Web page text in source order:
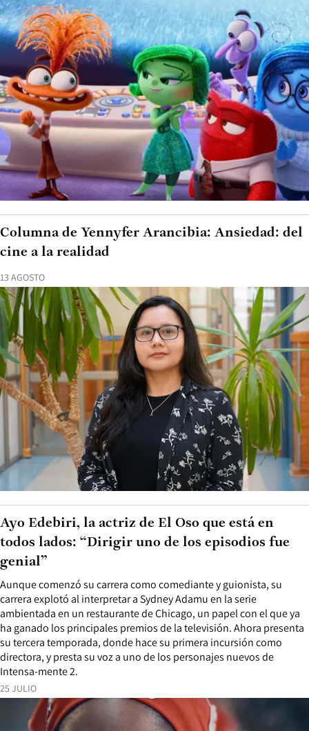
13 AGOSTO
Columna de Yennyfer Arancibia: Ansiedad: del
cine a la realidad
25 JULIO
Aunque comenzó su carrera como comediante y guionista, su
carrera explotó al interpretar a Sydney Adamu en la serie
ambientada en un restaurante de Chicago, un papel con el que ya
ha ganado los principales premios de la televisión. Ahora presenta
su tercera temporada, donde hace su primera incursión como
directora, y presta su voz a uno de los personajes nuevos de
Intensa-mente 2.
Ayo Edebiri, la actriz de El Oso que está en
todos lados: “Dirigir uno de los episodios fue
genial”